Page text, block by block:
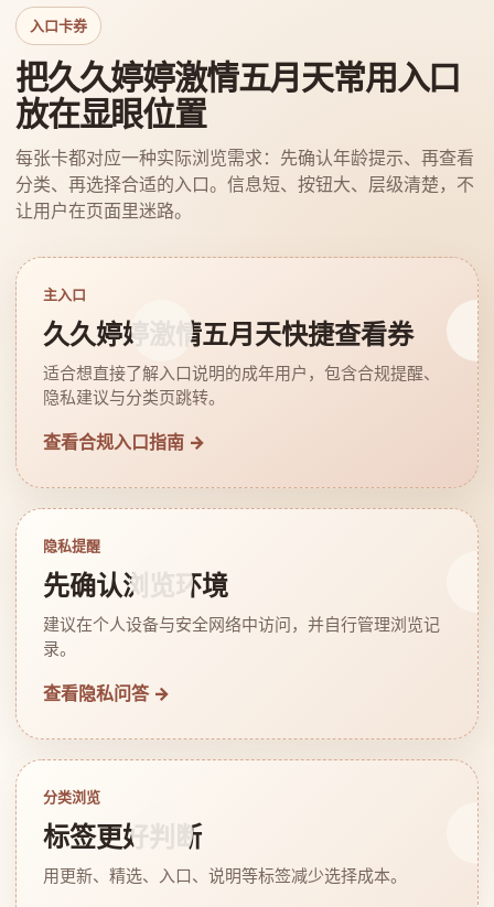
入口卡券
把久久婷婷激情五月天常用入口
放在显眼位置
每张卡都对应一种实际浏览需求：先确认年龄提示、再查看
分类、再选择合适的入口。信息短、按钮大、层级清楚，不
让用户在页面里迷路。
主入口
久久婷婷激情五月天快捷查看券
适合想直接了解入口说明的成年用户，包含合规提醒、
隐私建议与分类页跳转。
查看合规入口指南 →
隐私提醒
先确认浏览环境
建议在个人设备与安全网络中访问，并自行管理浏览记
录。
查看隐私问答 →
分类浏览
标签更好判断
用更新、精选、入口、说明等标签减少选择成本。